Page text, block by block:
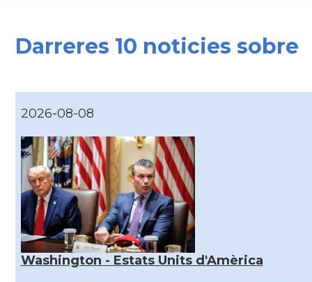
Darreres 10 noticies sobre
2026-08-08
Washington - Estats Units d'Amèrica